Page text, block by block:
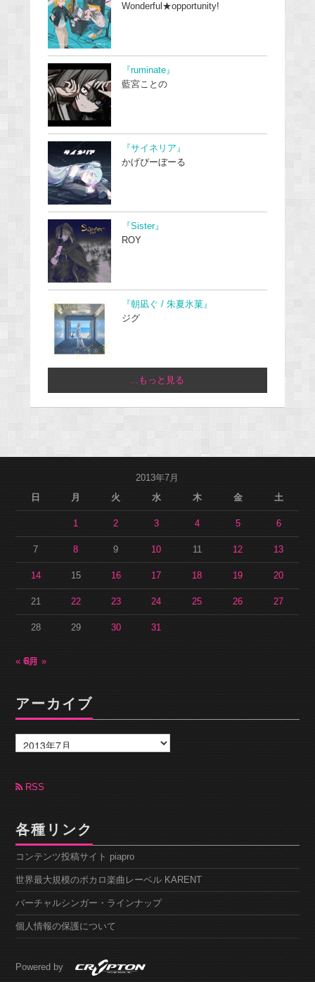
Wonderful★opportunity!
『ruminate』
藍宮ことの
『サイネリア』
かげぴーぼーる
『Sister』
ROY
『朝凪ぐ / 朱夏氷菓』
ジグ
...もっと見る
2013年7月
日
月 火 水 木 金 土
1 2 3 4 5 6
7 8 9 10 11 12 13
14 15 16 17 18 19 20
21 22 23 24 25 26 27
28 29 30 31
« 6月8月 »
アーカイブ
ー
カ
ブ RSS
各種リンク
コンテンツ投稿サイト piapro
世界最大規模のボカロ楽曲レーベル KARENT
バーチャルシンガー・ラインナップ
個人情報の保護について
Powered by